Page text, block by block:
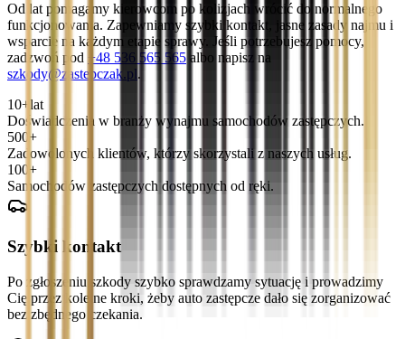
Od lat pomagamy kierowcom po kolizjach wrócić do normalnego
funkcjonowania. Zapewniamy szybki kontakt, jasne zasady najmu i
wsparcie na każdym etapie sprawy. Jeśli potrzebujesz pomocy,
zadzwoń pod +48 536 565 565 albo napisz na
szkody@zastepczak.pl.
10+ lat
Doświadczenia w branży wynajmu samochodów zastępczych.
500+
Zadowolonych klientów, którzy skorzystali z naszych usług.
100+
Samochodów zastępczych dostępnych od ręki.
Szybki kontakt
Po zgłoszeniu szkody szybko sprawdzamy sytuację i prowadzimy
Cię przez kolejne kroki, żeby auto zastępcze dało się zorganizować
bez zbędnego czekania.